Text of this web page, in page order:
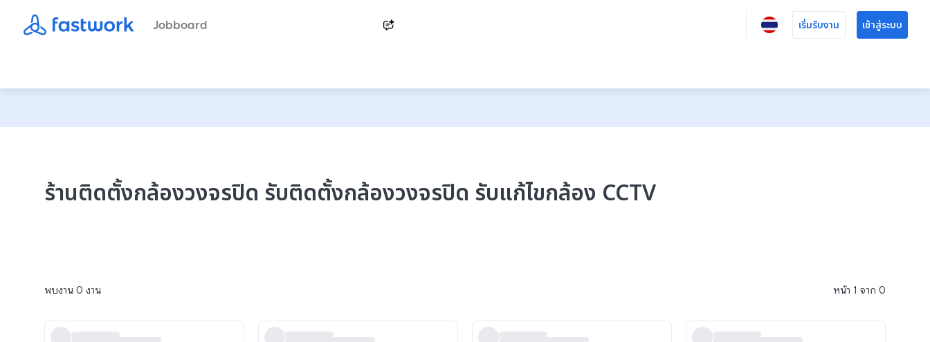
Jobboard เริ่มรับงาน เข้าสู่ระบบ
ร้านติดตั้งกล้องวงจรปิด รับติดตั้งกล้องวงจรปิด รับแก้ไขกล้อง CCTV
พบงาน 0 งาน หน้า 1 จาก 0